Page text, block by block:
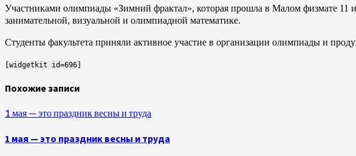
Участниками олимпиады «Зимний фрактал», которая прошла в Малом физмате 11
занимательной, визуальной и олимпиадной математике.
Студенты факультета приняли активное участие в организации олимпиады и
[widgetkit id=696]
Похожие записи
1 мая — это праздник весны и труда
1 мая — это праздник весны и труда